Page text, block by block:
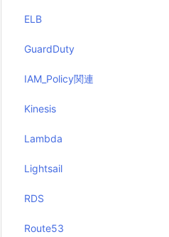
ELB
GuardDuty
IAM_Policy関連
Kinesis
Lambda
Lightsail
RDS
Route53